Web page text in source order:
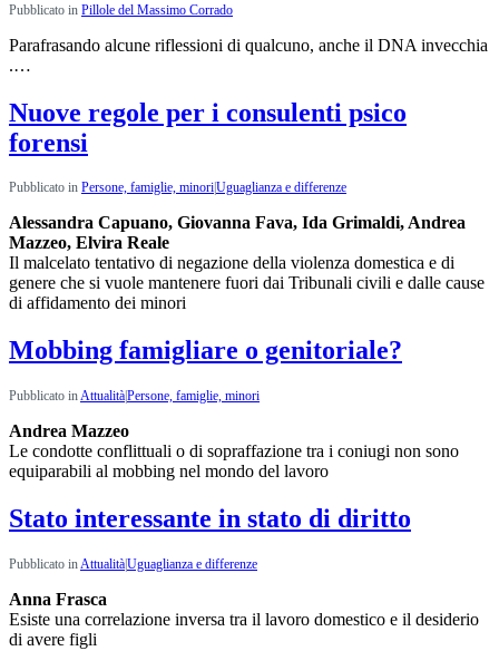
Pubblicato in Pillole del Massimo Corrado
Parafrasando alcune riflessioni di qualcuno, anche il DNA invecchia
.…
Nuove regole per i consulenti psico
forensi
Pubblicato in Persone, famiglie, minoriUguaglianza e differenze
Alessandra Capuano, Giovanna Fava, Ida Grimaldi, Andrea
Mazzeo, Elvira Reale
Il malcelato tentativo di negazione della violenza domestica e di
genere che si vuole mantenere fuori dai Tribunali civili e dalle cause
di affidamento dei minori
Mobbing famigliare o genitoriale?
Pubblicato inAttualitàPersone, famiglie, minori
Andrea Mazzeo
Le condotte conflittuali o di sopraffazione tra i coniugi non sono
equiparabili al mobbing nel mondo del lavoro
Stato interessante in stato di diritto
Pubblicato inAttualitàUguaglianza e differenze
Anna Frasca
Esiste una correlazione inversa tra il lavoro domestico e il desiderio
di avere figli